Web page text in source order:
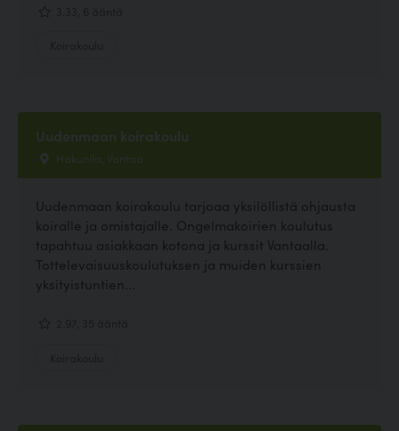
Uudenmaan koirakoulu
Hakunila, Vantaa
Uudenmaan koirakoulu tarjoaa yksilöllistä ohjausta
koiralle ja omistajalle. Ongelmakoirien koulutus
tapahtuu asiakkaan kotona ja kurssit Vantaalla.
Tottelevaisuuskoulutuksen ja muiden kurssien
yksityistuntien...